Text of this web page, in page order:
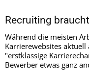
Recruiting
Während die meisten
Karrierewebsites aktuell
"erstklassige
Bewerber etwas ganz